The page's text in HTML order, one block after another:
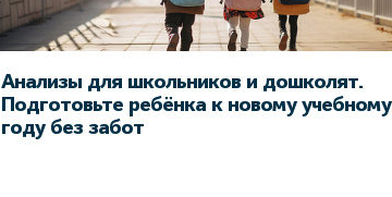
Анализы для школьников и дошколят.
Подготовьте ребёнка к новому учебному
году без забот